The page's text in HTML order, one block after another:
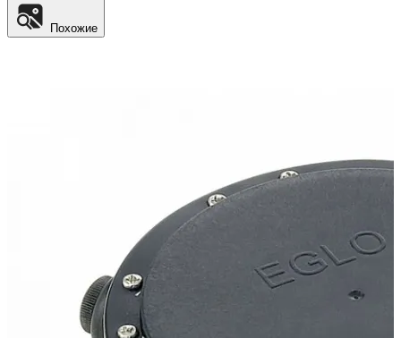
Похожие